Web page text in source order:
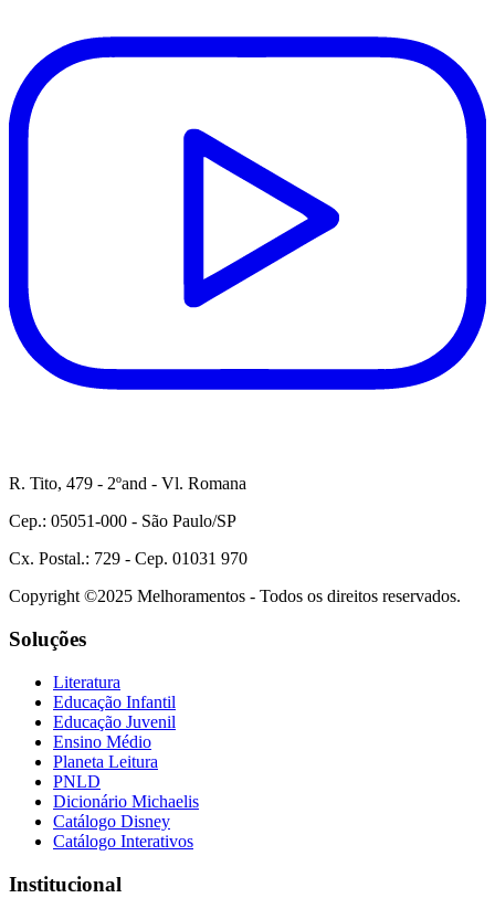
R. Tito, 479 - 2ºand - Vl. Romana
Cep.: 05051-000 - São Paulo/SP
Cx. Postal.: 729 - Cep. 01031 970
Copyright ©2025 Melhoramentos - Todos os direitos reservados.
Soluções
Literatura
Educação Infantil
Educação Juvenil
Ensino Médio
Planeta Leitura
PNLD
Dicionário Michaelis
Catálogo Disney
Catálogo Interativos
Institucional